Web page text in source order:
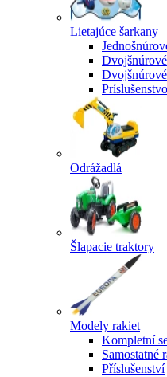
Lietajúce šarkany
Príslušenstvo
Odrážadlá
Šlapacie traktory
Modely rakiet
Kompletní
Samostatné
Příslušenství